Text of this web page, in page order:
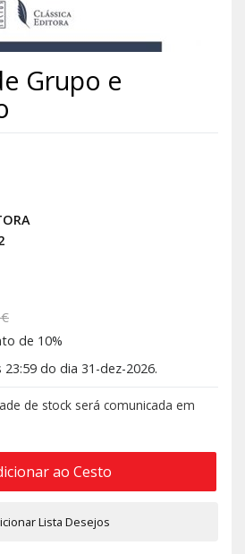
Grupo e
de 10%
do dia 31-dez-2026.
de stock será comunicada em
ao Cesto
Lista Desejos